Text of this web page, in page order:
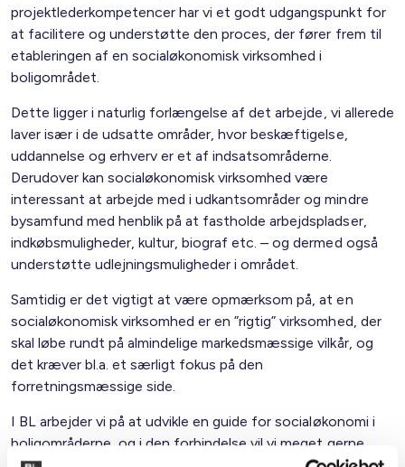
projektlederkompetencer har vi et godt udgangspunkt for
at facilitere og understøtte den proces, der fører frem til
etableringen af en socialøkonomisk virksomhed i
boligområdet.
Dette ligger i naturlig forlængelse af det arbejde, vi allerede
laver især i de udsatte områder, hvor beskæftigelse,
uddannelse og erhverv er et af indsatsområderne.
Derudover kan socialøkonomisk virksomhed være
interessant at arbejde med i udkantsområder og mindre
bysamfund med henblik på at fastholde arbejdspladser,
indkøbsmuligheder, kultur, biograf etc. – og dermed også
understøtte udlejningsmuligheder i området.
Samtidig er det vigtigt at være opmærksom på, at en
socialøkonomisk virksomhed er en ”rigtig” virksomhed, der
skal løbe rundt på almindelige markedsmæssige vilkår, og
det kræver bl.a. et særligt fokus på den
forretningsmæssige side.
I BL arbejder vi på at udvikle en guide for socialøkonomi i
boligområderne, og i den forbindelse vil vi meget gerne